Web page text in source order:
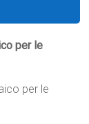
per le
per le